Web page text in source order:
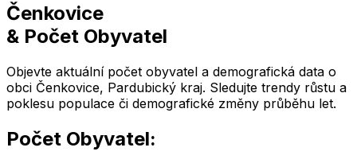
Čenkovice
& Počet Obyvatel
Objevte aktuální počet obyvatel a demografická data o
obci Čenkovice, Pardubický kraj. Sledujte trendy růstu a
poklesu populace či demografické změny průběhu let.
Počet Obyvatel: